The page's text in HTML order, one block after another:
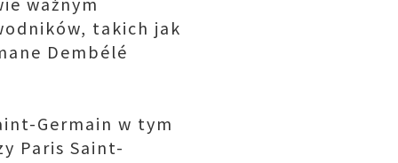
takich jak
Dembélé
Germain w tym
Paris Saint-